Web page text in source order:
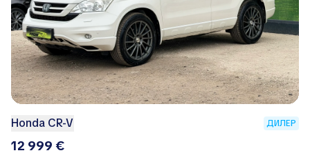
Honda CR-V ДИЛЕР
12 999 €